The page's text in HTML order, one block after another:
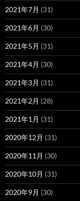
2021年7月 (31)
2021年6月 (30)
2021年5月 (31)
2021年4月 (30)
2021年3月 (31)
2021年2月 (28)
2021年1月 (31)
2020年12月 (31)
2020年11月 (30)
2020年10月 (31)
2020年9月 (30)